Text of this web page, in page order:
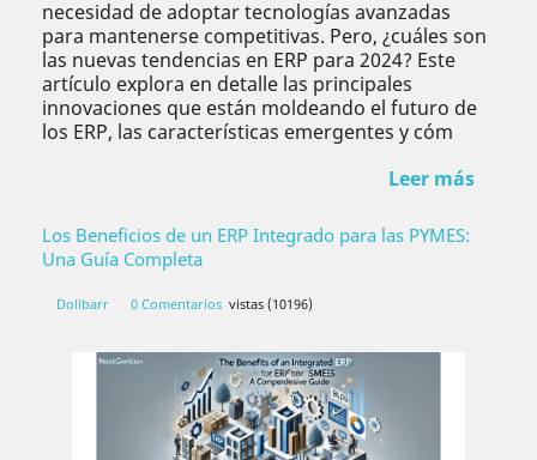
necesidad de adoptar tecnologías avanzadas
para mantenerse competitivas. Pero, ¿cuáles son
las nuevas tendencias en ERP para 2024? Este
artículo explora en detalle las principales
innovaciones que están moldeando el futuro de
los ERP, las características emergentes y cóm
Leer más
Los Beneficios de un ERP Integrado para las PYMES:
Una Guía Completa
Dolibarr 0 Comentarios vistas (10196)